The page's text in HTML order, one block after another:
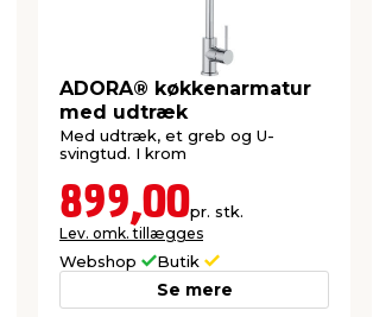
ADORA® køkkenarmatur
med udtræk
Med udtræk, et greb og U-
svingtud. I krom
899,00pr. stk.
Lev. omk. tillægges
Webshop Butik
Se mere